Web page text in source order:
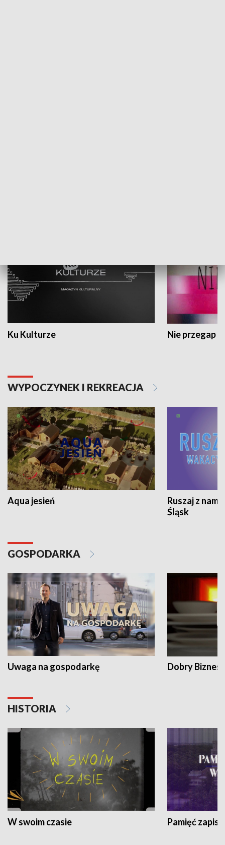
Ku Kulturze Nie przegap
WYPOCZYNEK I REKREACJA
Aqua jesień
Ruszaj z
Śląsk
GOSPODARKA
Uwaga na gospodarkę Dobry Biznes
HISTORIA
W swoim czasie Pamięć